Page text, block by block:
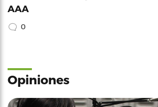
AAA
0
Opiniones